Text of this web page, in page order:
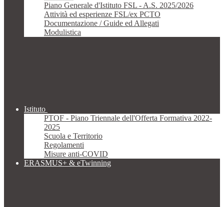
Piano Generale d'Istituto FSL - A.S. 2025/2026
Attività ed esperienze FSL/ex PCTO
Documentazione / Guide ed Allegati
Modulistica
Istituto
PTOF - Piano Triennale dell'Offerta Formativa 2022-
2025
Scuola e Territorio
Regolamenti
Misure anti-COVID
ERASMUS+ & eTwinning